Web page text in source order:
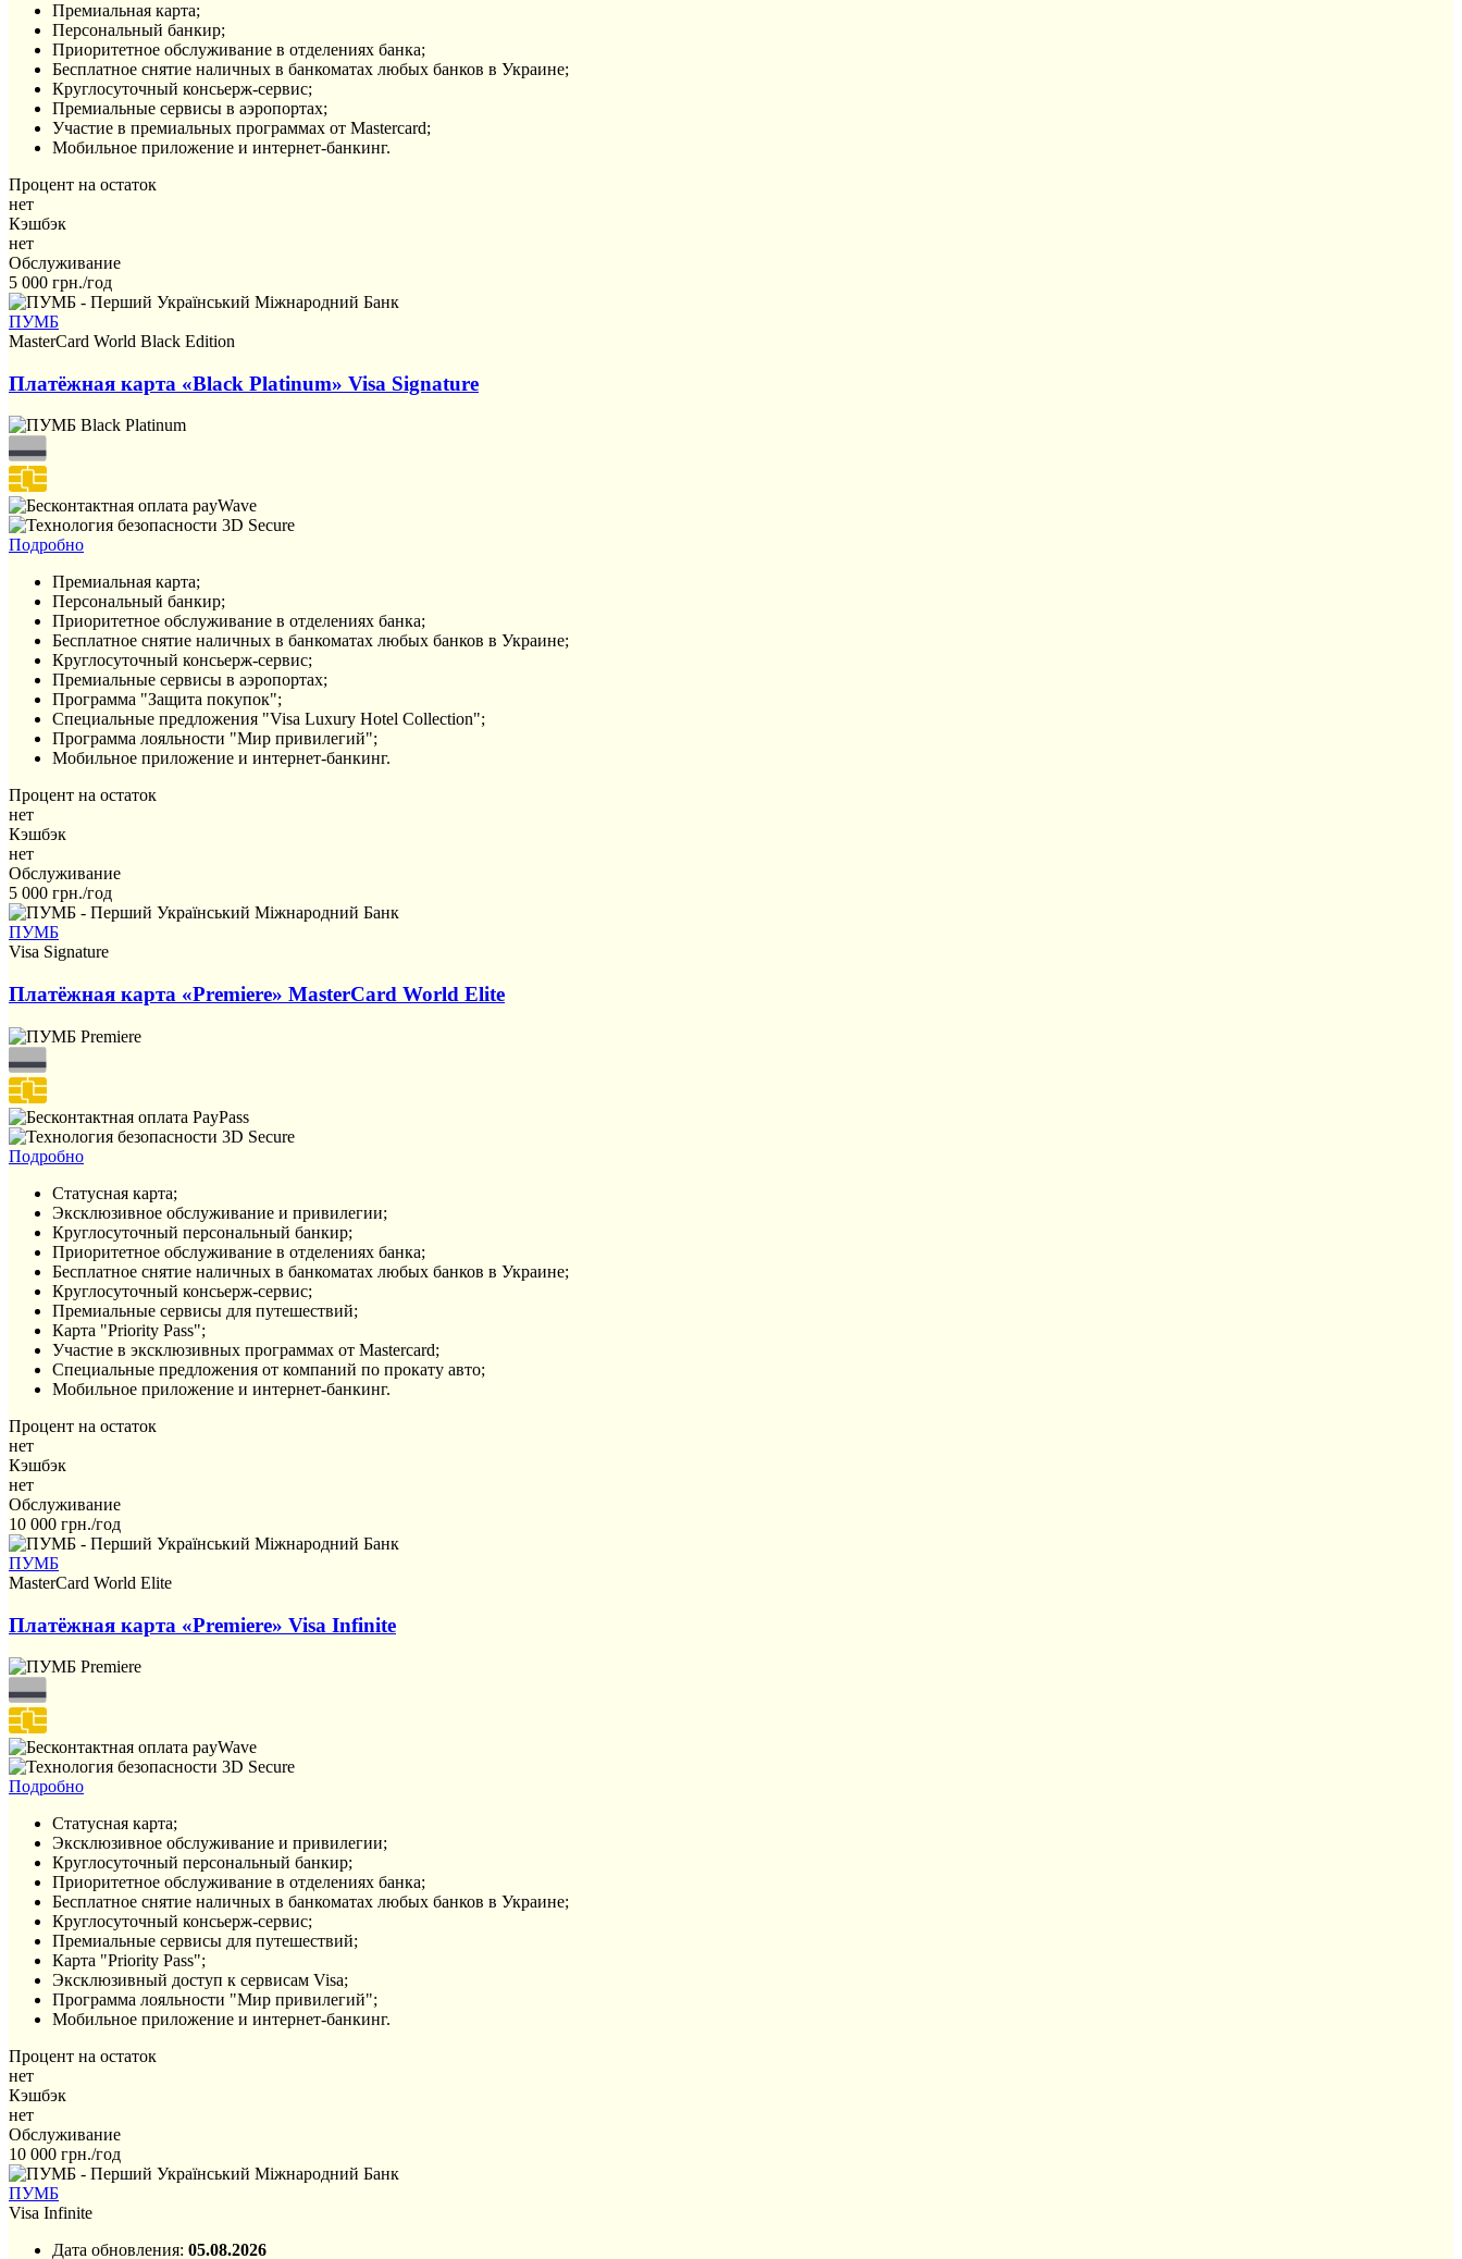
Премиальная карта;
Персональный банкир;
Приоритетное обслуживание в отделениях банка;
Бесплатное снятие наличных в банкоматах любых банков в Украине;
Круглосуточный консьерж-сервис;
Премиальные сервисы в аэропортах;
Участие в премиальных программах от Mastercard;
Мобильное приложение и интернет-банкинг.
Процент на остаток
нет
Кэшбэк
нет
Обслуживание
5 000 грн./год
ПУМБ
MasterCard World Black Edition
Платёжная карта «Black Platinum» Visa Signature
Подробно
Премиальная карта;
Персональный банкир;
Приоритетное обслуживание в отделениях банка;
Бесплатное снятие наличных в банкоматах любых банков в Украине;
Круглосуточный консьерж-сервис;
Премиальные сервисы в аэропортах;
Программа "Защита покупок";
Специальные предложения "Visa Luxury Hotel Collection";
Программа лояльности "Мир привилегий";
Мобильное приложение и интернет-банкинг.
Процент на остаток
нет
Кэшбэк
нет
Обслуживание
5 000 грн./год
ПУМБ
Visa Signature
Платёжная карта «Premiere» MasterCard World Elite
Подробно
Статусная карта;
Эксклюзивное обслуживание и привилегии;
Круглосуточный персональный банкир;
Приоритетное обслуживание в отделениях банка;
Бесплатное снятие наличных в банкоматах любых банков в Украине;
Круглосуточный консьерж-сервис;
Премиальные сервисы для путешествий;
Карта "Priority Pass";
Участие в эксклюзивных программах от Mastercard;
Специальные предложения от компаний по прокату авто;
Мобильное приложение и интернет-банкинг.
Процент на остаток
нет
Кэшбэк
нет
Обслуживание
10 000 грн./год
ПУМБ
MasterCard World Elite
Платёжная карта «Premiere» Visa Infinite
Подробно
Статусная карта;
Эксклюзивное обслуживание и привилегии;
Круглосуточный персональный банкир;
Приоритетное обслуживание в отделениях банка;
Бесплатное снятие наличных в банкоматах любых банков в Украине;
Круглосуточный консьерж-сервис;
Премиальные сервисы для путешествий;
Карта "Priority Pass";
Эксклюзивный доступ к сервисам Visa;
Программа лояльности "Мир привилегий";
Мобильное приложение и интернет-банкинг.
Процент на остаток
нет
Кэшбэк
нет
Обслуживание
10 000 грн./год
ПУМБ
Visa Infinite
Дата обновления: 05.08.2026